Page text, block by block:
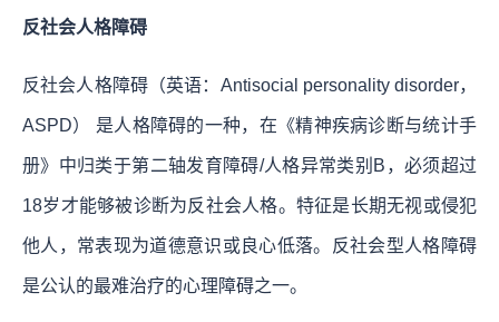
反社会人格障碍
反社会人格障碍（英语：Antisocial personality disorder，
ASPD） 是人格障碍的一种，在《精神疾病诊断与统计手
册》中归类于第二轴发育障碍/人格异常类别B，必须超过
18岁才能够被诊断为反社会人格。特征是长期无视或侵犯
他人，常表现为道德意识或良心低落。反社会型人格障碍
是公认的最难治疗的心理障碍之一。